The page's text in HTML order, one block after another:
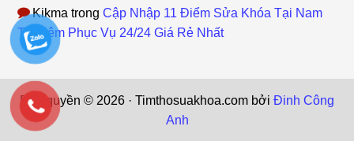
Kikma trongCập Nhập 11 Điểm Sửa Khóa Tại Nam
Từ Liêm Phục Vụ 24/24 Giá Rẻ Nhất
Bản quyền © 2026 · Timthosuakhoa.com bởi Đinh Công
Anh